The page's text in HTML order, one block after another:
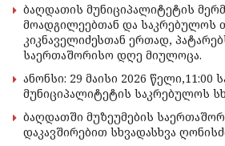
ბაღდათის მუნიციპალიტეტის
მოადგილეებთან და საკრებულოს
კიკნაველიძესთან ერთად,
საერთაშორისო დღე მიულოცა.
ანონსი: 29 მაისი 2026 წელი,11:00
მუნიციპალიტეტის საკრებულოს
ბაღდათში მუზეუმების
დაკავშირებით სხვადასხვა